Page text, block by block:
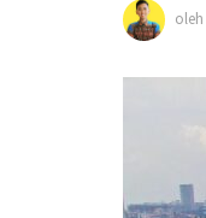
oleh